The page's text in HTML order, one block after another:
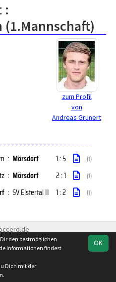
:
zum Profil
von
Andreas Grunert
: Mörsdorf 1 : 5 (1)
: Mörsdorf 2 : 1 (1)
: SV Elstertal II 1 : 2 (1)
2006 - 2026 OK
den bestmöglichen
Informationen findest
Dich mit der